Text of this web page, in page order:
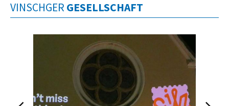
VINSCHGER GESELLSCHAFT